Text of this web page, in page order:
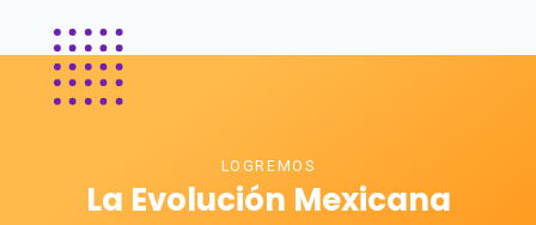
LOGREMOS
La Evolución Mexicana